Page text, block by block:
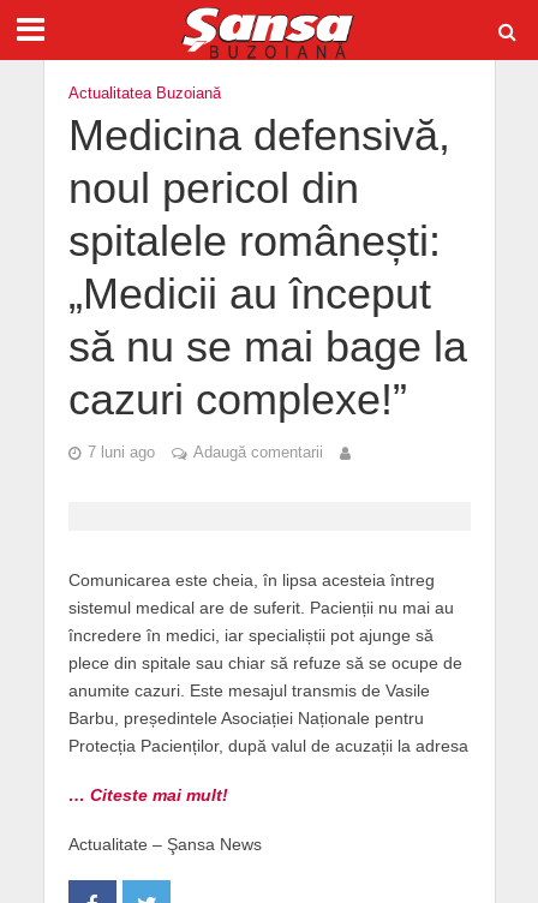
Actualitatea Buzoiană
Medicina defensivă,
noul pericol din
spitalele românești:
„Medicii au început
să nu se mai bage la
cazuri complexe!”
7 luni ago Adaugă comentarii
Comunicarea este cheia, în lipsa acesteia întreg
sistemul medical are de suferit. Pacienții nu mai au
încredere în medici, iar specialiștii pot ajunge să
plece din spitale sau chiar să refuze să se ocupe de
anumite cazuri. Este mesajul transmis de Vasile
Barbu, președintele Asociației Naționale pentru
Protecția Pacienților, după valul de acuzații la adresa
… Citeste mai mult!
Actualitate – Şansa News